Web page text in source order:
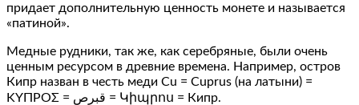
придает дополнительную ценность монете и называется
«патиной».
Медные рудники, так же, как серебряные, были очень
ценным ресурсом в древние времена. Например, остров
Кипр назван в честь меди Cu = Cuprus (на латыни) =
ΚΥΠΡΟΣ = قبرص = Կիպրոս = Кипр.